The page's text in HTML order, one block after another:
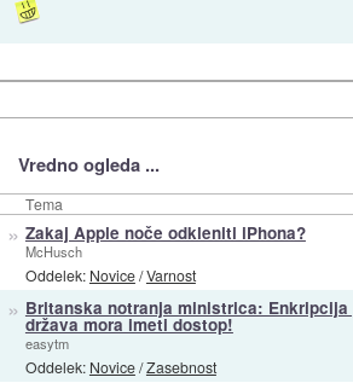
Vredno ogleda ...
Tema
» Zakaj Apple noče odkleniti iPhona?
McHusch
Oddelek: Novice/Varnost
» Britanska notranja ministrica: Enkripcija
država mora imeti dostop!
easytm
Oddelek: Novice/Zasebnost